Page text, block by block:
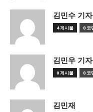
김민수 기자
4 게시물 0 코
김민우 기자
0 게시물 0 코
김민재